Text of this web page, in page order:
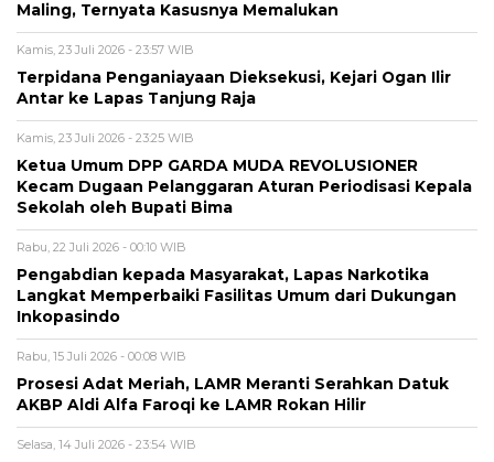
Maling, Ternyata Kasusnya Memalukan
Kamis, 23 Juli 2026 - 23:57 WIB
Terpidana Penganiayaan Dieksekusi, Kejari Ogan Ilir
Antar ke Lapas Tanjung Raja
Kamis, 23 Juli 2026 - 23:25 WIB
Ketua Umum DPP GARDA MUDA REVOLUSIONER
Kecam Dugaan Pelanggaran Aturan Periodisasi Kepala
Sekolah oleh Bupati Bima
Rabu, 22 Juli 2026 - 00:10 WIB
Pengabdian kepada Masyarakat, Lapas Narkotika
Langkat Memperbaiki Fasilitas Umum dari Dukungan
Inkopasindo
Rabu, 15 Juli 2026 - 00:08 WIB
Prosesi Adat Meriah, LAMR Meranti Serahkan Datuk
AKBP Aldi Alfa Faroqi ke LAMR Rokan Hilir
Selasa, 14 Juli 2026 - 23:54 WIB